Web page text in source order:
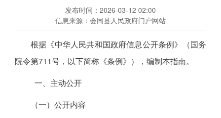
发布时间：2026-03-12 02:00
信息来源：会同县人民政府门户网站
根据《中华人民共和国政府信息公开条例》（国务
院令第711号，以下简称《条例》），编制本指南。
一、主动公开
（一）公开内容